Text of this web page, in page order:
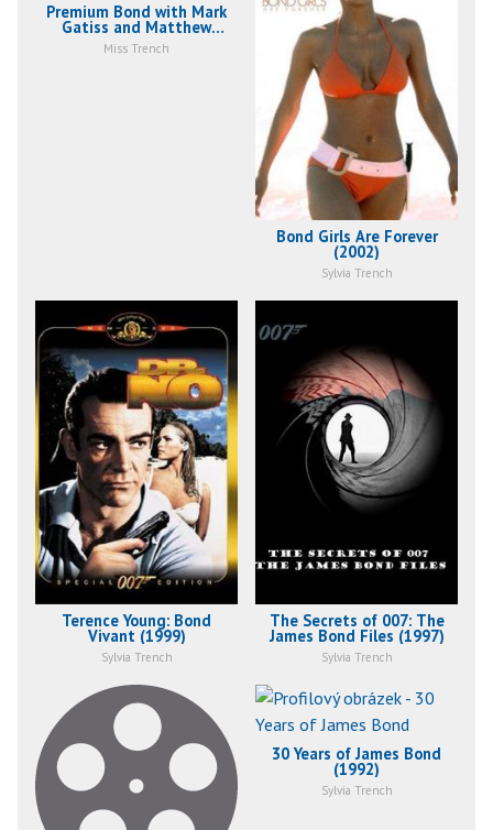
Premium Bond with Mark
Gatiss and Matthew
Sweet (2015)
Miss Trench
Bond Girls Are Forever
(2002)
Sylvia Trench
Terence Young: Bond
Vivant (1999)
Sylvia Trench
The Secrets of 007: The
James Bond Files (1997)
Sylvia Trench
30 Years of James Bond
(1992)
Sylvia Trench